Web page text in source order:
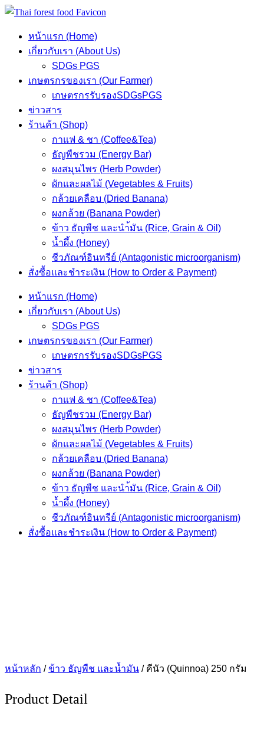
Skip
contentหน้าแรก (Home)
เกี่ยวกับเรา (About Us)
SDGs PGS
เกษตรกรของเรา (Our Farmer)
เกษตรกรรับรองSDGsPGS
ข่าวสาร
ร้านค้า (Shop)
กาแฟ & ชา (Coffee&Tea)
ธัญพืชรวม (Energy Bar)
ผงสมุนไพร (Herb Powder)
ผักและผลไม้ (Vegetables & Fruits)
กล้วยเคลือบ (Dried Banana)
ผงกล้วย (Banana Powder)
ข้าว ธัญพืช และนำ้มัน (Rice, Grain & Oil)
น้ำผึ้ง (Honey)
ชีวภัณฑ์อินทรีย์ (Antagonistic microorganism)
สั่งซื้อและชำระเงิน (How to Order & Payment)
หน้าแรก (Home)
เกี่ยวกับเรา (About Us)
SDGs PGS
เกษตรกรของเรา (Our Farmer)
เกษตรกรรับรองSDGsPGS
ข่าวสาร
ร้านค้า (Shop)
กาแฟ & ชา (Coffee&Tea)
ธัญพืชรวม (Energy Bar)
ผงสมุนไพร (Herb Powder)
ผักและผลไม้ (Vegetables & Fruits)
กล้วยเคลือบ (Dried Banana)
ผงกล้วย (Banana Powder)
ข้าว ธัญพืช และนำ้มัน (Rice, Grain & Oil)
น้ำผึ้ง (Honey)
ชีวภัณฑ์อินทรีย์ (Antagonistic microorganism)
สั่งซื้อและชำระเงิน (How to Order & Payment)
หน้าหลัก /ข้าว ธัญพืช และน้ำมัน / คีนัว (Quinnoa) 250 กรัม
Product Detail